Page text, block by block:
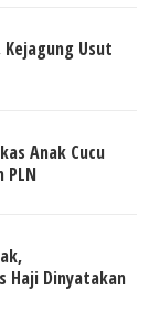
Kejagung Usut
Anak Cucu
PLN
Haji Dinyatakan